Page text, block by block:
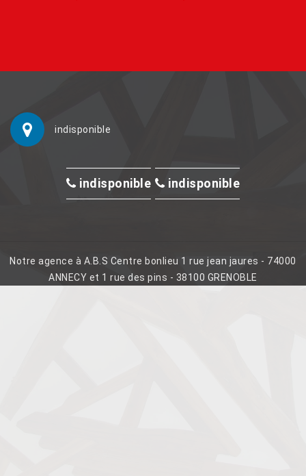
indisponible
indisponible indisponible
Notre agence à A.B.S Centre bonlieu 1 rue jean jaures - 74000
ANNECY et 1 rue des pins - 38100 GRENOBLE